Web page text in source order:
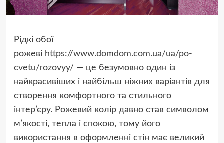
Рідкі обої
рожеві https://www.domdom.com.ua/ua/po-
cvetu/rozovyy/ — це безумовно один із
найкрасивіших і найбільш ніжних варіантів для
створення комфортного та стильного
інтер’єру. Рожевий колір давно став символом
м’якості, тепла і спокою, тому його
використання в оформленні стін має великий